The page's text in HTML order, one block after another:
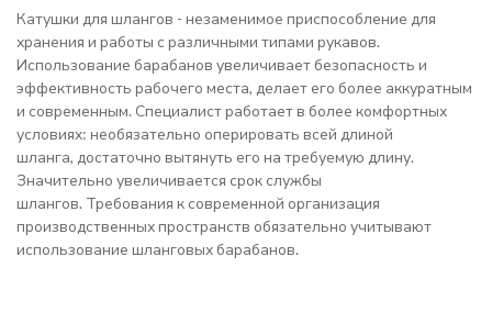
Катушки для шлангов - незаменимое приспособление для
хранения и работы с различными типами рукавов.
Использование барабанов увеличивает безопасность и
эффективность рабочего места, делает его более аккуратным
и современным. Специалист работает в более комфортных
условиях: необязательно оперировать всей длиной
шланга, достаточно вытянуть его на требуемую длину.
Значительно увеличивается срок службы
шлангов. Требования к современной организация
производственных пространств обязательно учитывают
использование шланговых барабанов.